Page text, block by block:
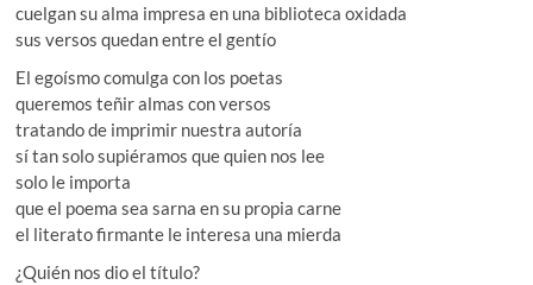
cuelgan su alma impresa en una biblioteca oxidada
sus versos quedan entre el gentío
El egoísmo comulga con los poetas
queremos teñir almas con versos
tratando de imprimir nuestra autoría
sí tan solo supiéramos que quien nos lee
solo le importa
que el poema sea sarna en su propia carne
el literato firmante le interesa una mierda
¿Quién nos dio el título?